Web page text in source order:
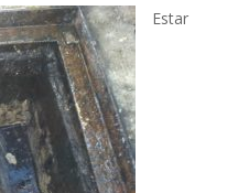
Estar